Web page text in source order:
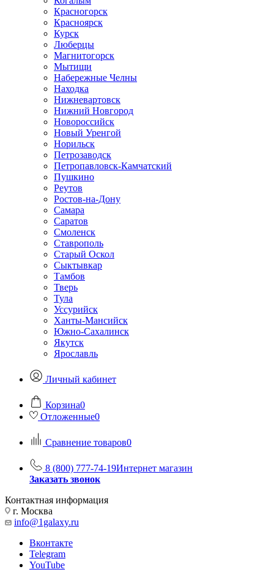
Красногорск
Красноярск
Курск
Люберцы
Магнитогорск
Мытищи
Набережные Челны
Находка
Нижневартовск
Нижний Новгород
Новороссийск
Новый Уренгой
Норильск
Петрозаводск
Петропавловск-Камчатский
Пушкино
Реутов
Ростов-на-Дону
Самара
Саратов
Смоленск
Ставрополь
Старый Оскол
Сыктывкар
Тамбов
Тверь
Тула
Уссурийск
Ханты-Мансийск
Южно-Сахалинск
Якутск
Ярославль
Личный кабинет
Корзина0
Отложенные0
Сравнение товаров0
8 (800) 777-74-19Интернет магазин
Заказать звонок
Контактная информация
г. Москва
info@1galaxy.ru
Вконтакте
Telegram
YouTube